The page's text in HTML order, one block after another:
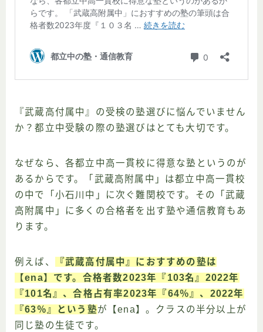
『武蔵高付属中』の受検の塾選びに悩んでいません
か？都立中受験の際の塾選びはとても大切です。
なぜなら、各都立中高一貫校に得意な塾というのが
あるからです。「武蔵高附属中」は都立中高一貫校
の中で「小石川中」に次ぐ難関校です。その「武蔵
高附属中」に多くの合格者を出す塾や通信教育もあ
ります。
例えば、
『武蔵高付属中』におすすめの塾は
【ena】です。合格者数2023年『103名』2022年
『101名』、合格占有率2023年『64％』、2022年
『63％』という塾が【ena】。クラスの半分以上が
同じ塾の生徒です。